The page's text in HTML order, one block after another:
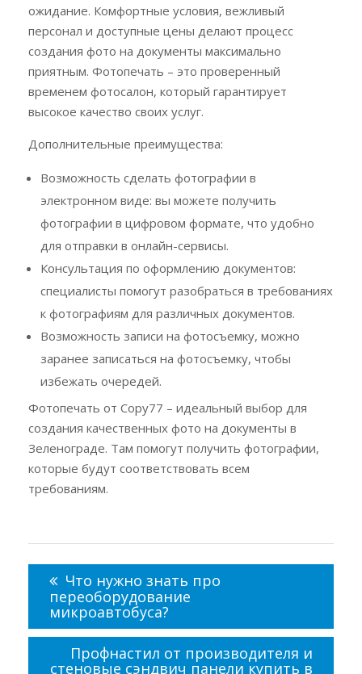
ожидание. Комфортные условия, вежливый
персонал и доступные цены делают процесс
создания фото на документы максимально
приятным. Фотопечать – это проверенный
временем фотосалон, который гарантирует
высокое качество своих услуг.
Дополнительные преимущества:
Возможность сделать фотографии в
электронном виде: вы можете получить
фотографии в цифровом формате, что удобно
для отправки в онлайн-сервисы.
Консультация по оформлению документов:
специалисты помогут разобраться в требованиях
к фотографиям для различных документов.
Возможность записи на фотосъемку, можно
заранее записаться на фотосъемку, чтобы
избежать очередей.
Фотопечать от Copy77 – идеальный выбор для
создания качественных фото на документы в
Зеленограде. Там помогут получить фотографии,
которые будут соответствовать всем
требованиям.
записям
Что нужно знать про
переоборудование
микроавтобуса?
Профнастил от производителя и
стеновые сэндвич панели купить в